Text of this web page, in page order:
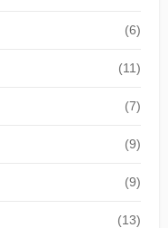
(6)
(11)
(7)
(9)
(9)
(13)